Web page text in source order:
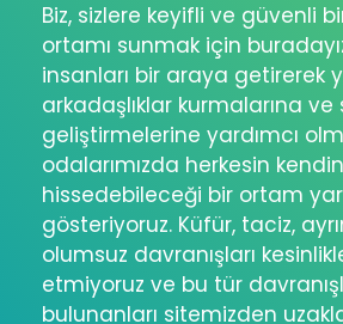
Biz, sizlere keyifli ve güvenli
ortamı sunmak için
insanları bir araya getirerek
arkadaşlıklar kurmalarına
geliştirmelerine yardımcı
odalarımızda herkesin
hissedebileceği bir ortam
gösteriyoruz. Küfür, taciz,
olumsuz davranışları
etmiyoruz ve bu tür
bulunanları sitemizden